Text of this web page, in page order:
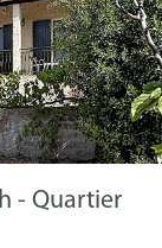
- Quartier